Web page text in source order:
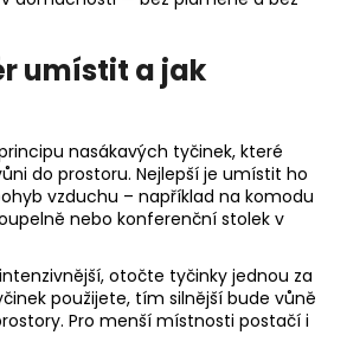
umístit a jak
nasákavých tyčinek, které
do prostoru. Nejlepší je umístit ho
vzduchu – například na komodu
nebo konferenční stolek v
otočte tyčinky jednou za
použijete, tím silnější bude vůně
Pro menší místnosti postačí i